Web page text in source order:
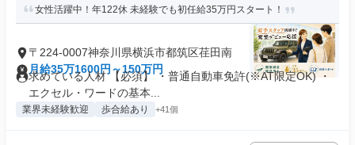
女性活躍中！年122休 未経験でも初任給35万円スタート！
〒224-0007神奈川県横浜市都筑区荏田南
月給35万1600円～150万円
求めている人材 【必須】 ・普通自動車免許(※AT限定OK) ・
エクセル・ワードの基本...
業界未経験歓迎 歩合給あり +41個